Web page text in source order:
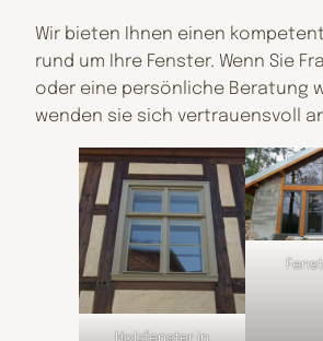
Wir bieten Ihnen einen
rund um Ihre Fenster. Wenn Sie
oder eine persönliche Beratung
wenden sie sich vertrauensvoll